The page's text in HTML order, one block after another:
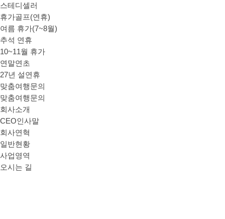
스테디셀러
휴가골프(연휴)
여름 휴가(7~8월)
추석 연휴
10~11월 휴가
연말연초
27년 설연휴
맞춤여행문의
맞춤여행문의
회사소개
CEO인사말
회사연혁
일반현황
사업영역
오시는 길